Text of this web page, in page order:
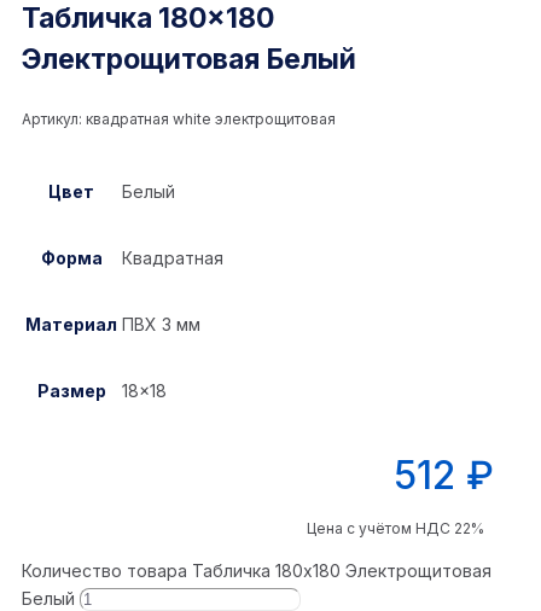
Табличка 180×180
Электрощитовая Белый
Артикул: квадратная white электрощитовая
Цвет Белый
Форма Квадратная
Материал ПВХ 3 мм
Размер 18×18
512 ₽
Цена с учётом НДС 22%
Количество товара Табличка 180x180 Электрощитовая
Белый